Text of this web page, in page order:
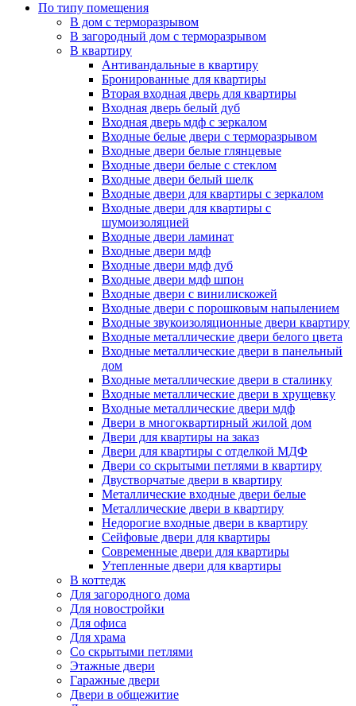
По типу помещения
В дом с терморазрывом
В загородный дом с терморазрывом
В квартиру
Антивандальные в квартиру
Бронированные для квартиры
Вторая входная дверь для квартиры
Входная дверь белый дуб
Входная дверь мдф с зеркалом
Входные белые двери с терморазрывом
Входные двери белые глянцевые
Входные двери белые с стеклом
Входные двери белый шелк
Входные двери для квартиры с зеркалом
Входные двери для квартиры с
шумоизоляцией
Входные двери ламинат
Входные двери мдф
Входные двери мдф дуб
Входные двери мдф шпон
Входные двери с винилискожей
Входные двери с порошковым напылением
Входные звукоизоляционные двери квартиру
Входные металлические двери белого цвета
Входные металлические двери в панельный
дом
Входные металлические двери в сталинку
Входные металлические двери в хрущевку
Входные металлические двери мдф
Двери в многоквартирный жилой дом
Двери для квартиры на заказ
Двери для квартиры с отделкой МДФ
Двери со скрытыми петлями в квартиру
Двустворчатые двери в квартиру
Металлические входные двери белые
Металлические двери в квартиру
Недорогие входные двери в квартиру
Сейфовые двери для квартиры
Современные двери для квартиры
Утепленные двери для квартиры
В коттедж
Для загородного дома
Для новостройки
Для офиса
Для храма
Со скрытыми петлями
Этажные двери
Гаражные двери
Двери в общежитие